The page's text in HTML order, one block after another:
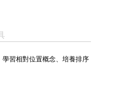
習相對位置概念、培養排序